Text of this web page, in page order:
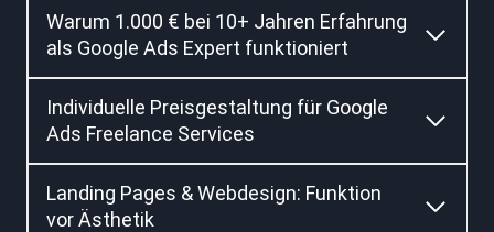
Warum 1.000 € bei 10+ Jahren Erfahrung
als Google Ads Expert funktioniert
Individuelle Preisgestaltung für Google
Ads Freelance Services
Landing Pages & Webdesign: Funktion
vor Ästhetik